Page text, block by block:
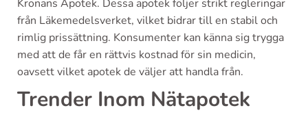
Kronans Apotek. Dessa apotek följer strikt regleringar
från Läkemedelsverket, vilket bidrar till en stabil och
rimlig prissättning. Konsumenter kan känna sig trygga
med att de får en rättvis kostnad för sin medicin,
oavsett vilket apotek de väljer att handla från.
Trender Inom Nätapotek